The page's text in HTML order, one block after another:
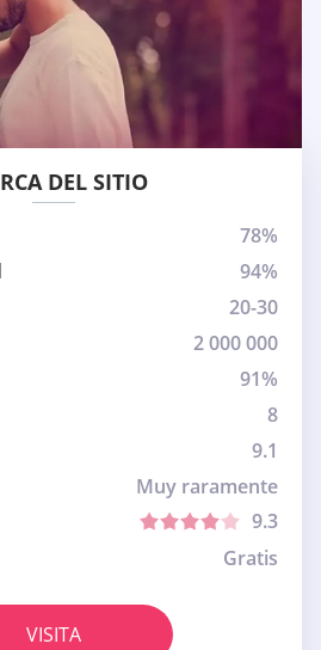
DEL SITIO
78%
94%
20-30
2 000 000
91%
8
9.1
Muy raramente
9.3
Gratis
VISITA